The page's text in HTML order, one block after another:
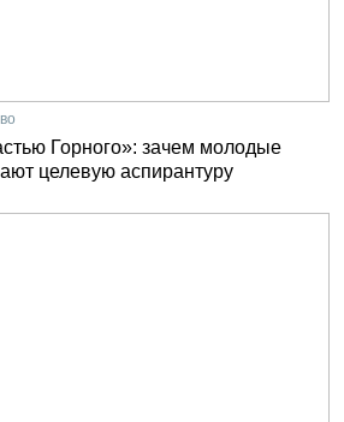
Горного»: зачем молодые
целевую аспирантуру